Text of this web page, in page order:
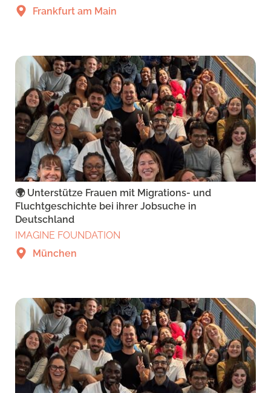
Frankfurt am Main
🌍 Unterstütze Frauen mit Migrations- und
Fluchtgeschichte bei ihrer Jobsuche in
Deutschland
IMAGINE FOUNDATION
München